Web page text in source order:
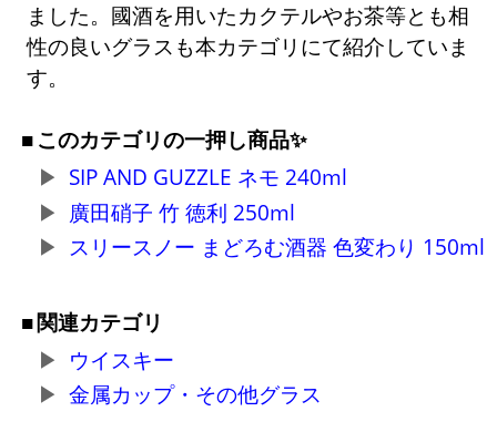
ました。國酒を用いたカクテルやお茶等とも相
性の良いグラスも本カテゴリにて紹介していま
す。
このカテゴリの一押し商品✨
SIP AND GUZZLE ネモ 240ml
廣田硝子 竹 徳利 250ml
スリースノー まどろむ酒器 色変わり 150ml
関連カテゴリ
ウイスキー
金属カップ・その他グラス